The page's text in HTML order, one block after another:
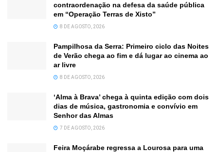
contraordenação na defesa da saúde pública
em “Operação Terras de Xisto”
8 DE AGOSTO, 2026
Pampilhosa da Serra: Primeiro ciclo das Noites
de Verão chega ao fim e dá lugar ao cinema ao
ar livre
8 DE AGOSTO, 2026
‘Alma à Brava’ chega à quinta edição com dois
dias de música, gastronomia e convívio em
Senhor das Almas
7 DE AGOSTO, 2026
Feira Moçárabe regressa a Lourosa para uma